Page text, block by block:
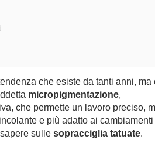
che esiste da tanti anni, ma
micropigmentazione,
che permette un lavoro preciso,
e più adatto ai
sulle sopracciglia tatuate.